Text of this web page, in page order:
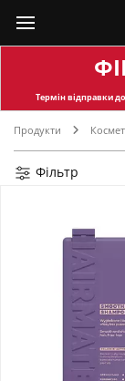
Термін відправки
Продукти
Фільтр